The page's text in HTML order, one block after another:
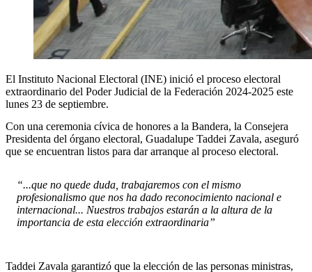
El Instituto Nacional Electoral (INE) inició el proceso electoral
extraordinario del Poder Judicial de la Federación 2024-2025 este
lunes 23 de septiembre.
Con una ceremonia cívica de honores a la Bandera, la Consejera
Presidenta del órgano electoral, Guadalupe Taddei Zavala, aseguró
que se encuentran listos para dar arranque al proceso electoral.
“...que no quede duda, trabajaremos con el mismo
profesionalismo que nos ha dado reconocimiento nacional e
internacional... Nuestros trabajos estarán a la altura de la
importancia de esta elección extraordinaria”
Taddei Zavala garantizó que la elección de las personas ministras,